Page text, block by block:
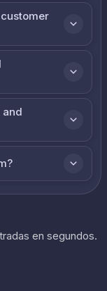
en segundos.